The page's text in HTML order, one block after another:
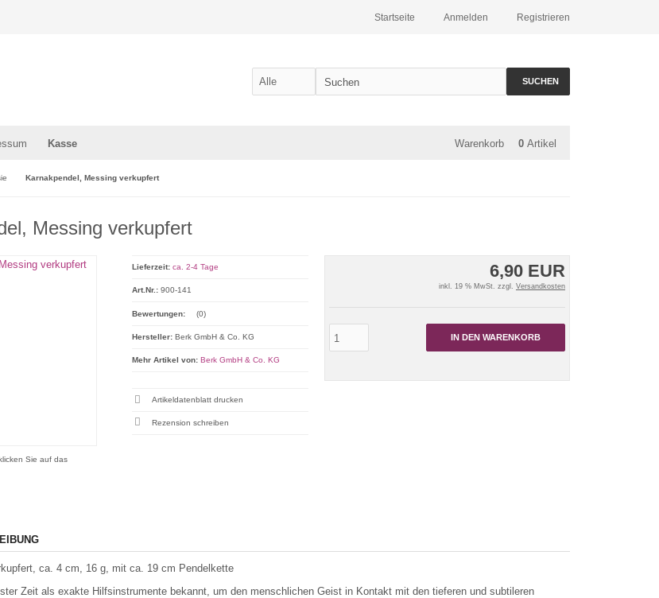
Registrieren
Anmelden
Startseite
SUCHEN
Kasse Warenkorb 0 Artikel
Karnakpendel, Messing verkupfert
Messing verkupfert
Sie auf das
6,90 EUR
inkl. 19 % MwSt. zzgl. Versandkosten
IN DEN WARENKORB
Lieferzeit: ca. 2-4 Tage
Art.Nr.: 900-141
Bewertungen: (0)
Hersteller: Berk GmbH & Co. KG
Mehr Artikel von: Berk GmbH & Co. KG
Artikeldatenblatt drucken
Rezension schreiben
ca. 4 cm, 16 g, mit ca. 19 cm Pendelkette
Zeit als exakte Hilfsinstrumente bekannt, um den menschlichen Geist in Kontakt mit den tieferen und subtileren